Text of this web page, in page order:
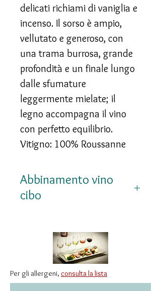
delicati richiami di vaniglia e
incenso. Il sorso è ampio,
vellutato e generoso, con
una trama burrosa, grande
profondità e un finale lungo
dalle sfumature
leggermente mielate; il
legno accompagna il vino
con perfetto equilibrio.
Vitigno: 100% Roussanne
Abbinamento vino
cibo
aragosta, salmone, crostacei,
uova al tartufo, foie gras,
piatti speziati come il curry o
il tajine, formaggi erborinati
Per gli allergeni, consulta la lista